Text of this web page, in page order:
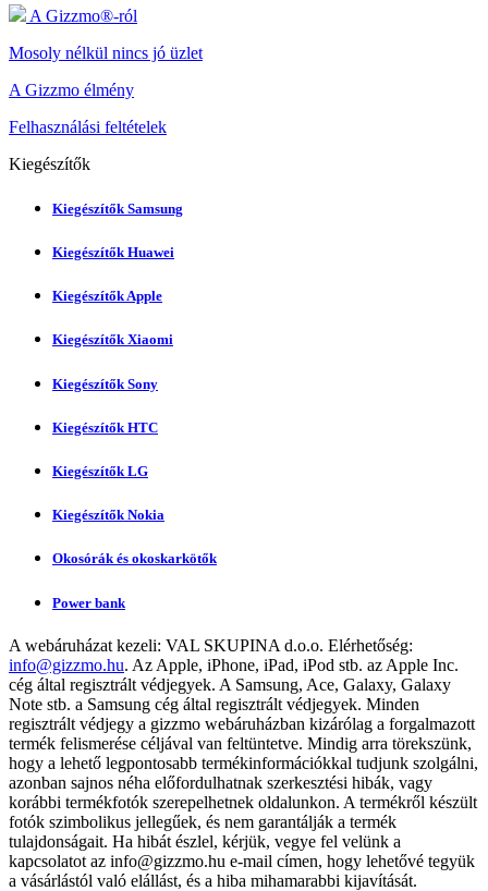
A Gizzmo®-ról
Mosoly nélkül nincs jó üzlet
A Gizzmo élmény
Felhasználási feltételek
Kiegészítők
Kiegészítők Samsung
Kiegészítők Huawei
Kiegészítők Apple
Kiegészítők Xiaomi
Kiegészítők Sony
Kiegészítők HTC
Kiegészítők LG
Kiegészítők Nokia
Okosórák és okoskarkötők
Power bank
A webáruházat kezeli: VAL SKUPINA d.o.o. Elérhetőség:
info@gizzmo.hu. Az Apple, iPhone, iPad, iPod stb. az Apple Inc.
cég által regisztrált védjegyek. A Samsung, Ace, Galaxy, Galaxy
Note stb. a Samsung cég által regisztrált védjegyek. Minden
regisztrált védjegy a gizzmo webáruházban kizárólag a forgalmazott
termék felismerése céljával van feltüntetve. Mindig arra törekszünk,
hogy a lehető legpontosabb termékinformációkkal tudjunk szolgálni,
azonban sajnos néha előfordulhatnak szerkesztési hibák, vagy
korábbi termékfotók szerepelhetnek oldalunkon. A termékről készült
fotók szimbolikus jellegűek, és nem garantálják a termék
tulajdonságait. Ha hibát észlel, kérjük, vegye fel velünk a
kapcsolatot az info@gizzmo.hu e-mail címen, hogy lehetővé tegyük
a vásárlástól való elállást, és a hiba mihamarabbi kijavítását.